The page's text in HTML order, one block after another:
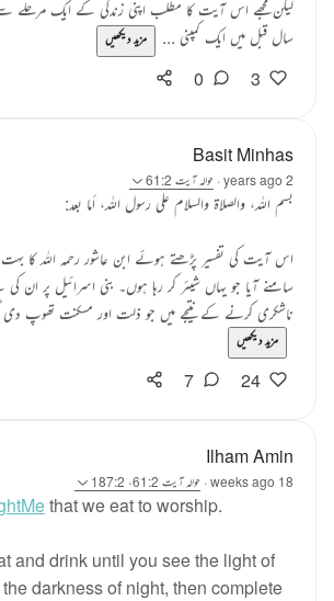
لیکن مجھے اس آیت کا مطلب اپنی زندگی کے ایک مرحلے سے
سال قبل میں ایک کمپنی ...
مزید دیکھیں
3
0
Basit Minhas
2 years ago
· حوالہ آیت 61:2
بسم اللہ، والصلاة والسلام علی رسول اللہ، أما بعد:
اس آیت کی تفسیر پڑھتے ہوئے ابن عاشور رحمہ اللہ کا
سامنے آیا جو یہاں شیئر کر رہا ہوں۔ بنی اسرائیل پر ان کی
ناشکری کرنے کے نتیجے میں جو ذلت اور مسکنت تھوپ
مزید دیکھیں
24
7
Ilham Amin
18 weeks ago
· حوالہ آیت 61:2، 187:2
that we eat to worship.
and drink until you see the light of
darkness of night, then complete